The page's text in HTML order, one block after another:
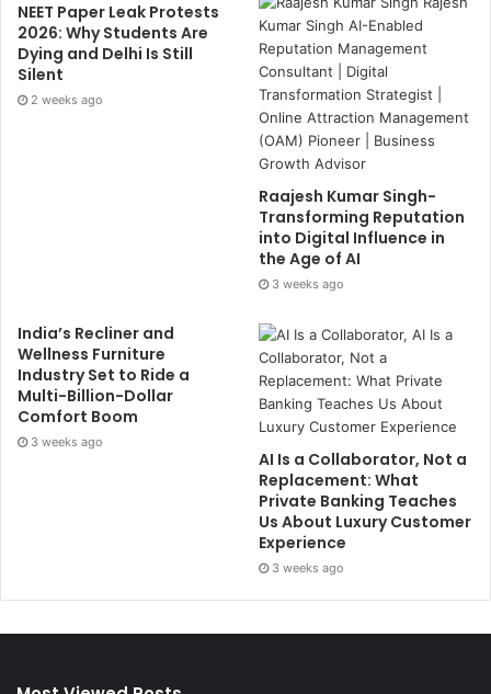
NEET Paper Leak Protests
2026: Why Students Are
Dying and Delhi Is Still
Silent
2 weeks ago
Raajesh Kumar Singh-
Transforming Reputation
into Digital Influence in
the Age of AI
3 weeks ago
India’s Recliner and
Wellness Furniture
Industry Set to Ride a
Multi-Billion-Dollar
Comfort Boom
3 weeks ago
AI Is a Collaborator, Not a
Replacement: What
Private Banking Teaches
Us About Luxury Customer
Experience
3 weeks ago